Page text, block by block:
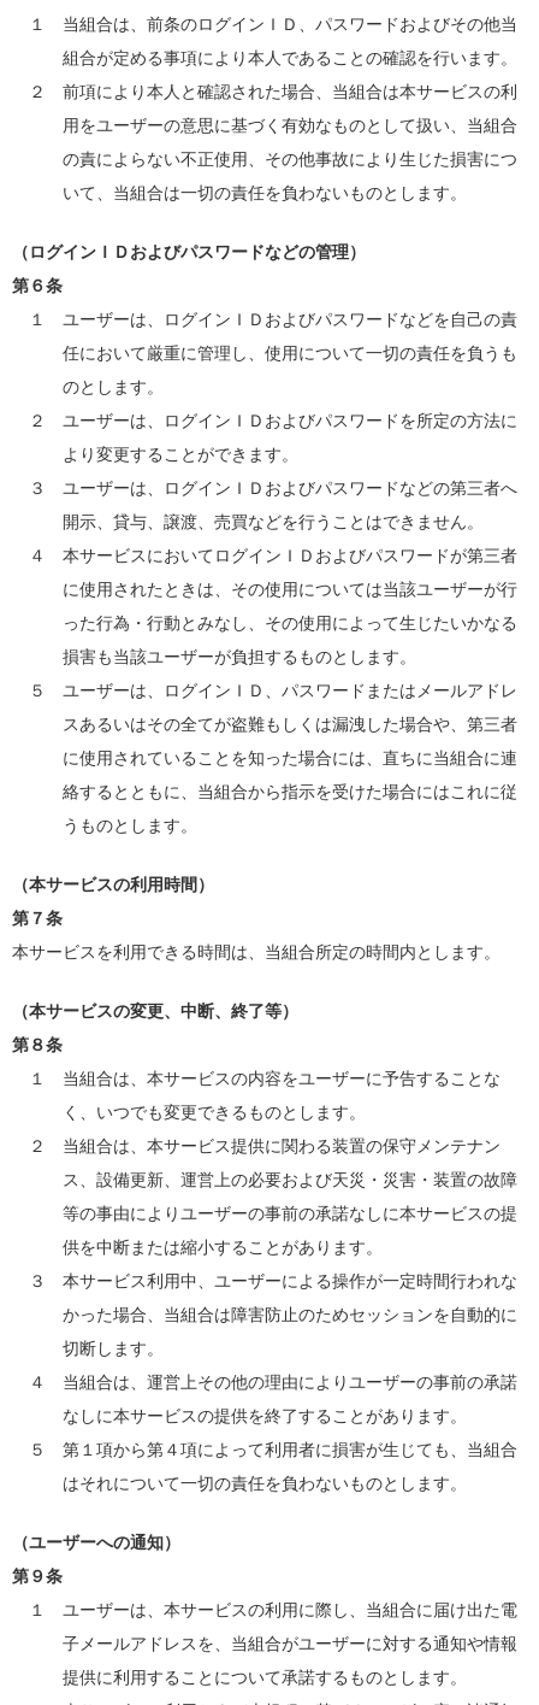
１ 当組合は、前条のログインＩＤ、パスワードおよびその他当
組合が定める事項により本人であることの確認を行います。
２ 前項により本人と確認された場合、当組合は本サービスの利
用をユーザーの意思に基づく有効なものとして扱い、当組合
の責によらない不正使用、その他事故により生じた損害につ
いて、当組合は一切の責任を負わないものとします。
（ログインＩＤおよびパスワードなどの管理）
第６条
１ ユーザーは、ログインＩＤおよびパスワードなどを自己の責
任において厳重に管理し、使用について一切の責任を負うも
のとします。
２ ユーザーは、ログインＩＤおよびパスワードを所定の方法に
より変更することができます。
３ ユーザーは、ログインＩＤおよびパスワードなどの第三者へ
開示、貸与、譲渡、売買などを行うことはできません。
４ 本サービスにおいてログインＩＤおよびパスワードが第三者
に使用されたときは、その使用については当該ユーザーが行
った行為・行動とみなし、その使用によって生じたいかなる
損害も当該ユーザーが負担するものとします。
５ ユーザーは、ログインＩＤ、パスワードまたはメールアドレ
スあるいはその全てが盗難もしくは漏洩した場合や、第三者
に使用されていることを知った場合には、直ちに当組合に連
絡するとともに、当組合から指示を受けた場合にはこれに従
うものとします。
（本サービスの利用時間）
第７条
本サービスを利用できる時間は、当組合所定の時間内とします。
（本サービスの変更、中断、終了等）
第８条
１ 当組合は、本サービスの内容をユーザーに予告することな
く、いつでも変更できるものとします。
２ 当組合は、本サービス提供に関わる装置の保守メンテナン
ス、設備更新、運営上の必要および天災・災害・装置の故障
等の事由によりユーザーの事前の承諾なしに本サービスの提
供を中断または縮小することがあります。
３ 本サービス利用中、ユーザーによる操作が一定時間行われな
かった場合、当組合は障害防止のためセッションを自動的に
切断します。
４ 当組合は、運営上その他の理由によりユーザーの事前の承諾
なしに本サービスの提供を終了することがあります。
５ 第１項から第４項によって利用者に損害が生じても、当組合
はそれについて一切の責任を負わないものとします。
（ユーザーへの通知）
第９条
１ ユーザーは、本サービスの利用に際し、当組合に届け出た電
子メールアドレスを、当組合がユーザーに対する通知や情報
提供に利用することについて承諾するものとします。